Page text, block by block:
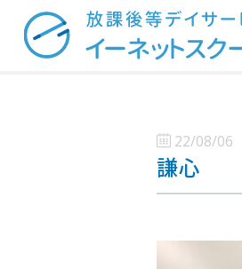
22/08/06
謙心